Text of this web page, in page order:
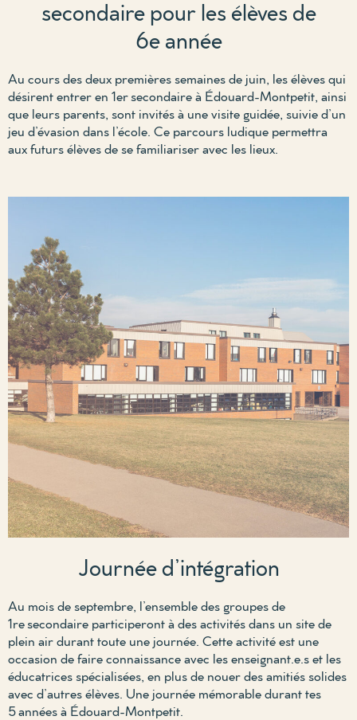
secondaire pour les élèves de
6e année
Au cours des deux premières semaines de juin, les élèves qui
désirent entrer en 1ersecondaire à Édouard-Montpetit, ainsi
que leurs parents, sont invités à une visite guidée, suivied’un
jeu d’évasion dans l’école. Ce parcours ludique permettra
aux futurs élèves de se familiariser avec les lieux.
Journée d’intégration
Au mois de septembre, l’ensemble des groupes de
1resecondaire participeront à des activités dans un sitede
plein airdurant toute une journée. Cette activité est une
occasion defaire connaissanceavec lesenseignant.e.set les
éducatrices spécialisées, en plus de nouer des amitiés solides
avec d’autres élèves. Une journée mémorable duranttes
5années à Édouard-Montpetit.